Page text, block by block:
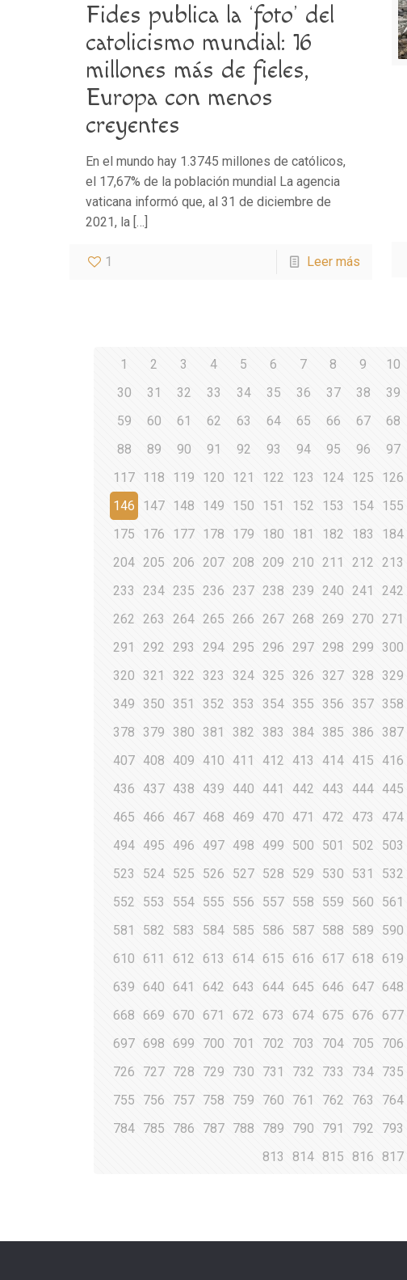
Fides publica la ‘foto’ del
catolicismo mundial: 16
millones más de fieles,
Europa con menos
creyentes
En el mundo hay 1.3745 millones de católicos,
el 17,67% de la población mundial La agencia
vaticana informó que, al 31 de diciembre de
2021, la […]
1 Leer más
1 2 3 4 5 6 7 8 9 10
30
31 32 33 34 35 36 37 38 39
59
60 61 62 63 64 65 66 67 68
88
89 90 91 92 93 94 95 96 97
117 118 119 120 121 122 123 124 125 126
146
147 148 149 150 151 152 153 154 155
175
176 177 178 179 180 181 182 183 184
204 205 206 207 208 209 210 211 212 213
233
234 235 236 237 238 239 240 241 242
262
263 264 265 266 267 268 269 270 271
291
292 293 294 295 296 297 298 299 300
320
321 322 323 324 325 326 327 328 329
349
350 351 352 353 354 355 356 357 358
378
379 380 381 382 383 384 385 386 387
407 408 409 410 411 412 413 414 415 416
436
437 438 439 440 441 442 443 444 445
465
466 467 468 469 470 471 472 473 474
494 495 496 497 498 499 500 501 502 503
523
524 525 526 527 528 529 530 531 532
552
553 554 555 556 557 558 559 560 561
581
582 583 584 585 586 587 588 589 590
610
611 612 613 614 615 616 617 618 619
639
640 641 642 643 644 645 646 647 648
668
669 670 671 672 673 674 675 676 677
697 698 699 700 701 702 703 704 705 706
726
727 728 729 730 731 732 733 734 735
755
756 757 758 759 760 761 762 763 764
784 785 786 787 788 789 790 791 792 793
813
814 815 816 817